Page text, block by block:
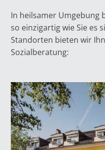
In heilsamer Umgebung
so einzigartig wie Sie es
Standorten bieten wir
Sozialberatung: